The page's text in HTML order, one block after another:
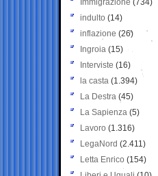
Immigrazione (734)
indulto (14)
inflazione (26)
Ingroia (15)
Interviste (16)
la casta (1.394)
La Destra (45)
La Sapienza (5)
Lavoro (1.316)
LegaNord (2.411)
Letta Enrico (154)